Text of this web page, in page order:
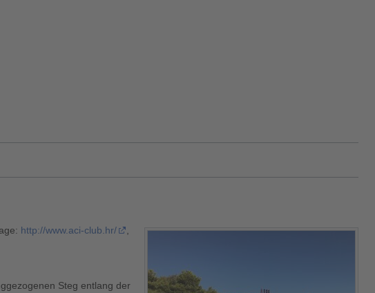
http://www.aci-club.hr/
Steg entlang der